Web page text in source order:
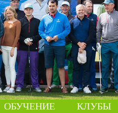
ОБУЧЕНИЕ КЛУБЫ